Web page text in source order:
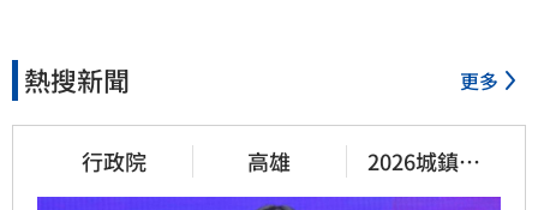
熱搜新聞 更多
行政院 高雄
2026城鎮韌
性演習